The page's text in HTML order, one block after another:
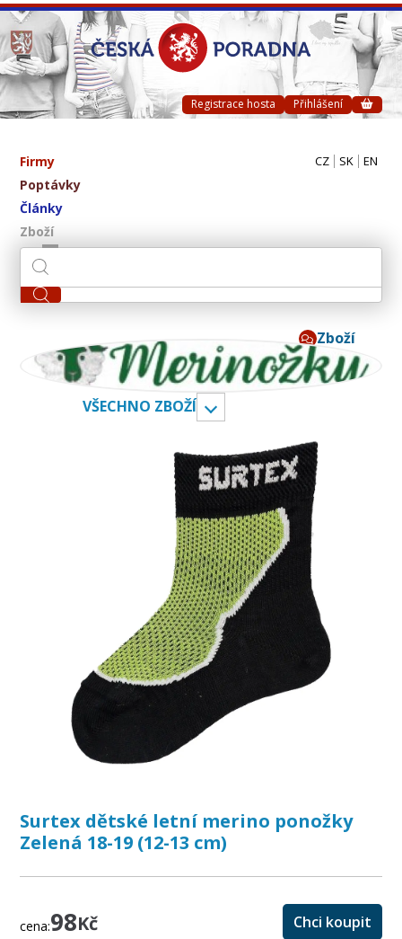
Registrace hosta Přihlášení
Firmy
Poptávky
Články
Zboží
CZ SK EN
Zboží
Merinox s.r.o.
VŠECHNO ZBOŽÍ
Surtex dětské letní merino ponožky
Zelená 18-19 (12-13 cm)
cena:98Kč Chci koupit